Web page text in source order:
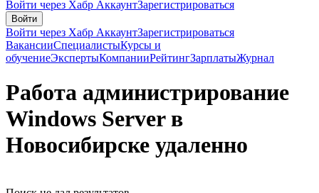
Войти через Хабр АккаунтЗарегистрироваться
Войти
Войти через Хабр АккаунтЗарегистрироваться
ВакансииСпециалистыКурсы и
обучениеЭкспертыКомпанииРейтингЗарплатыЖурнал
Работа администрирование
Windows Server в
Новосибирске удаленно